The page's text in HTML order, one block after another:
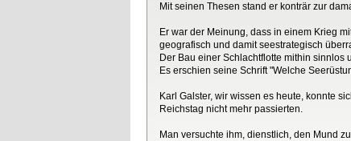
Mit seinen Thesen stand er konträr zur
Er war der Meinung, dass in einem Krieg
geografisch und damit seestrategisch
Der Bau einer Schlachtflotte mithin sinnlos
Es erschien seine Schrift "Welche
Karl Galster, wir wissen es heute, konnte
Reichstag nicht mehr passierten.
Man versuchte ihm, dienstlich, den Mund